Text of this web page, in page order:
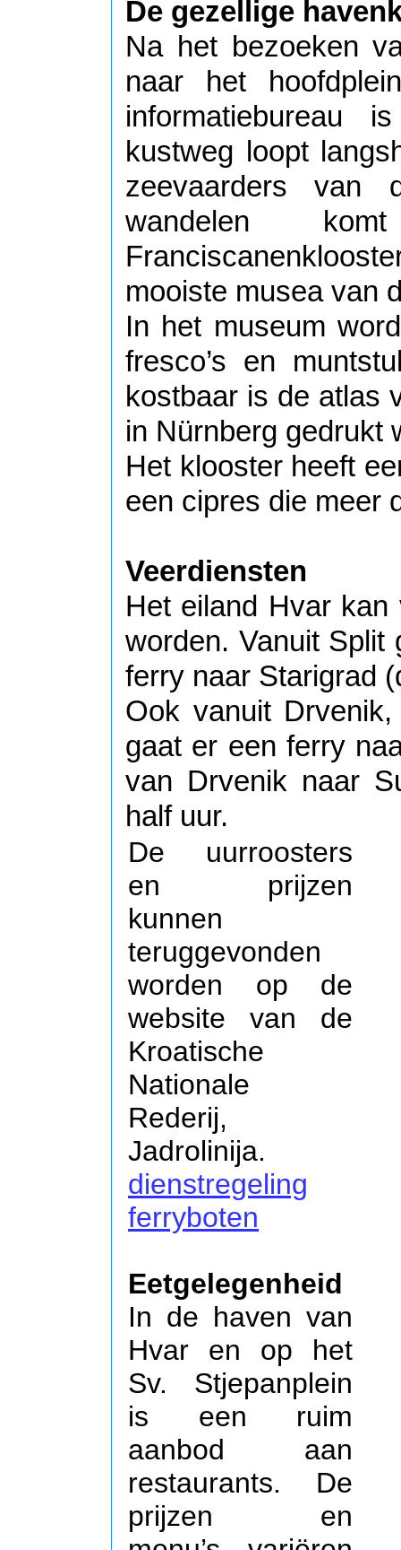
De gezellige
Na het bezoeken
naar het
informatiebureau
kustweg loopt
zeevaarders
wandelen
mooiste musea van
In het museum
fresco’s en
kostbaar is de atlas
in Nürnberg gedrukt
Het klooster heeft
een cipres die meer
Veerdiensten
Het eiland Hvar
worden. Vanuit Split
ferry naar Starigrad
Ook vanuit
gaat er een ferry
van Drvenik naar
half uur.
De uurroosters
en prijzen
kunnen
teruggevonden
worden op de
website van de
Kroatische
Nationale
Rederij,
Jadrolinija.
dienstregeling
ferryboten
Eetgelegenheid
In de haven van
Hvar en op het
Sv. Stjepanplein
is een ruim
aanbod aan
restaurants. De
prijzen en